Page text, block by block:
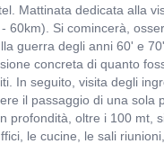
Mattinata dedicata alla
60km). Si comincerà,
guerra degli anni 60' e
concreta di quanto
In seguito, visita degli
il passaggio di una sola
profondità, oltre i 100 mt,
le cucine, le sali